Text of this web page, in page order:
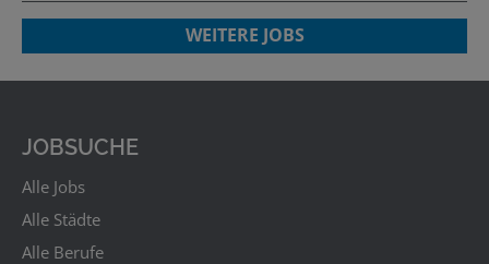
WEITERE JOBS
JOBSUCHE
Alle Jobs
Alle Städte
Alle Berufe